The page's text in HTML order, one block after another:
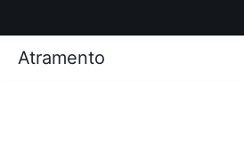
Atramento